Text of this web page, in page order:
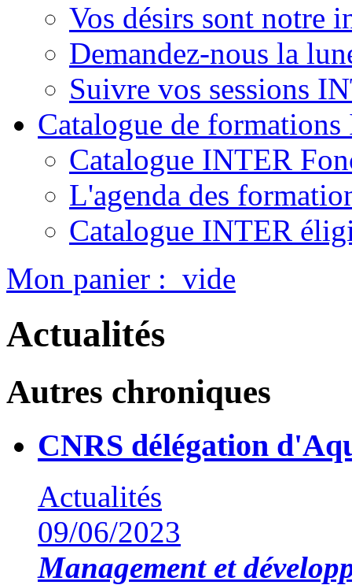
Vos désirs sont notre
Demandez-nous la
Suivre vos sessions
Catalogue de
Catalogue INTER
L'agenda des
Catalogue INTER
Mon panier : vide
Actualités
Autres chroniques
CNRS délégation
Actualités
09/06/2023
Management et